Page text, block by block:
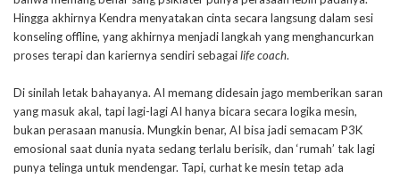
Hingga akhirnya Kendra menyatakan cinta secara langsung dalam sesi
konseling offline, yang akhirnya menjadi langkah yang menghancurkan
proses terapi dan kariernya sendiri sebagailife coach.
Di sinilah letak bahayanya. AI memang didesain jago memberikan saran
yang masuk akal, tapi lagi-lagi AI hanya bicara secara logika mesin,
bukan perasaan manusia. Mungkin benar, AI bisa jadi semacam P3K
emosional saat dunia nyata sedang terlalu berisik, dan ‘rumah’ tak lagi
punya telinga untuk mendengar. Tapi, curhat ke mesin tetap ada